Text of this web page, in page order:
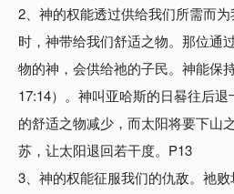
2、神的权能透过供给我们所需而
时，神带给我们舒适之物。那位通
物的神，会供给祂的子民。神能保
17:14）。神叫亚哈斯的日晷往后
的舒适之物减少，而太阳将要下山
苏，让太阳退回若干度。P13
3、神的权能征服我们的仇敌。祂